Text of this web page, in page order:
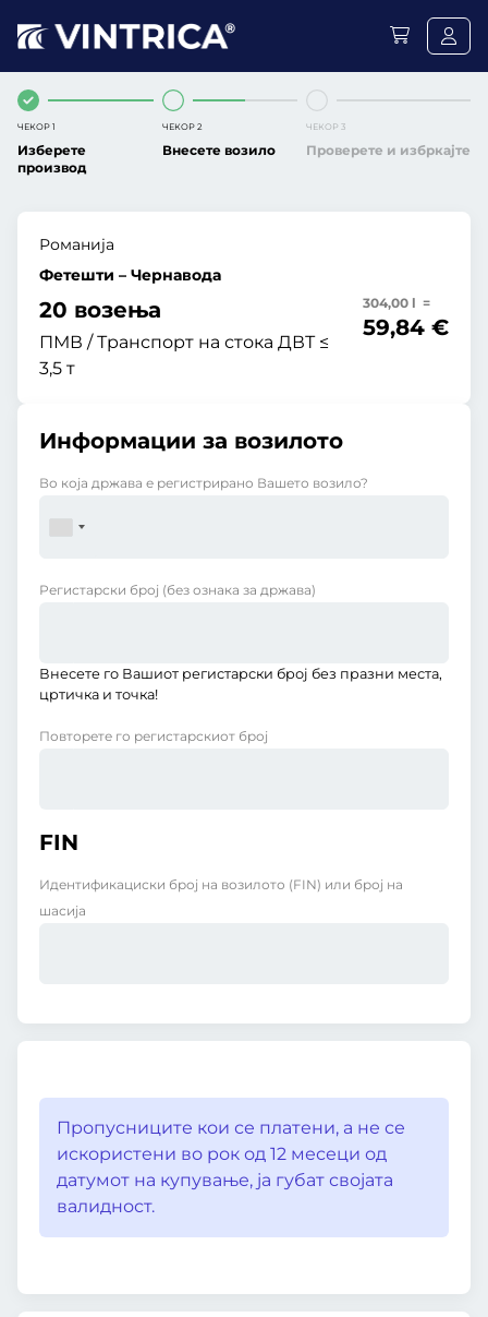
ЧЕКОР 1
Изберете
производ
ЧЕКОР 2
Внесете возило
ЧЕКОР 3
Проверете и избркајте
Романија
Фетешти – Чернавода
20 возења
ПМВ / Транспорт на стока ДВТ ≤
3,5 т
304,00 l =
59,84 €
Информации за возилото
Во која држава е регистрирано Вашето возило?
Регистарски број (без ознака за држава)
Внесете го Вашиот регистарски број без празни места,
цртичка и точка!
Повторете го регистарскиот број
FIN
Идентификациски број на возилото (FIN) или број на
шасија
Пропусниците кои се платени, а не се
искористени во рок од 12 месеци од
датумот на купување, ја губат својата
валидност.